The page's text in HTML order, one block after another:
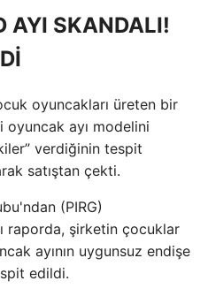
AYI SKANDALI!
oyuncakları üreten bir
ayı modelini
verdiğinin tespit
satıştan çekti.
(PIRG)
raporda, şirketin çocuklar
ayının uygunsuz endişe
edildi.